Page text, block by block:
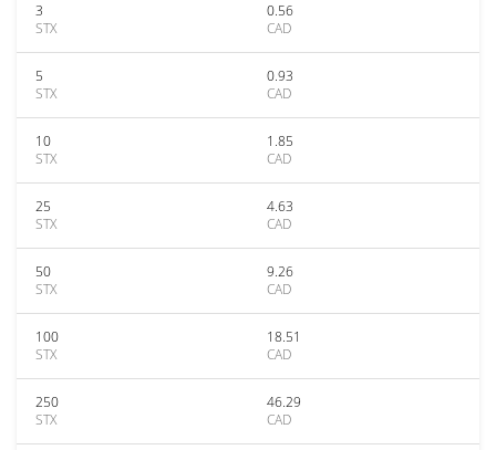
3
STX
0.56
CAD
5
STX
0.93
CAD
10
STX
1.85
CAD
25
STX
4.63
CAD
50
STX
9.26
CAD
100
STX
18.51
CAD
250
STX
46.29
CAD